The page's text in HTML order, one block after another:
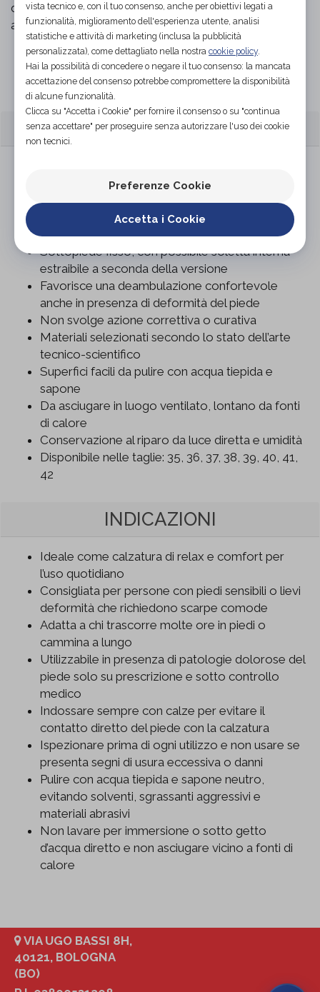
da fonti dirette di calore. Disponibile nelle taglie dal 35
al 42.
Organizza prova in negozio
CARATTERISTICHE
modello Ruta
Tomaia in finitura beige, perlato e jeans beige
Struttura concepita per il relax e il comfort del
piede
Sottopiede fisso, con possibile soletta interna
estraibile a seconda della versione
Favorisce una deambulazione confortevole
anche in presenza di deformità del piede
Non svolge azione correttiva o curativa
Materiali selezionati secondo lo stato dell’arte
tecnico-scientifico
Superfici facili da pulire con acqua tiepida e
sapone
Da asciugare in luogo ventilato, lontano da fonti
di calore
Conservazione al riparo da luce diretta e umidità
Disponibile nelle taglie: 35, 36, 37, 38, 39, 40, 41,
42
INDICAZIONI
Ideale come calzatura di relax e comfort per
l’uso quotidiano
Consigliata per persone con piedi sensibili o lievi
deformità che richiedono scarpe comode
Adatta a chi trascorre molte ore in piedi o
cammina a lungo
Utilizzabile in presenza di patologie dolorose del
piede solo su prescrizione e sotto controllo
medico
Indossare sempre con calze per evitare il
contatto diretto del piede con la calzatura
Ispezionare prima di ogni utilizzo e non usare se
presenta segni di usura eccessiva o danni
Pulire con acqua tiepida e sapone neutro,
evitando solventi, sgrassanti aggressivi e
materiali abrasivi
Non lavare per immersione o sotto getto
d’acqua diretto e non asciugare vicino a fonti di
calore
VIA UGO BASSI 8H,
40121, BOLOGNA
(BO)
vista tecnico e, con il tuo consenso, anche per obiettivi legati a
funzionalità, miglioramento dell'esperienza utente, analisi
statistiche e attività di marketing (inclusa la pubblicità
personalizzata), come dettagliato nella nostra cookie policy.
Hai la possibilità di concedere o negare il tuo consenso: la mancata
accettazione del consenso potrebbe compromettere la disponibilità
di alcune funzionalità.
Clicca su "Accetta i Cookie" per fornire il consenso o su "continua
senza accettare" per proseguire senza autorizzare l'uso dei cookie
non tecnici.
Preferenze Cookie
Accetta i Cookie